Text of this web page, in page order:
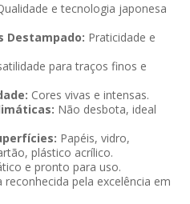
e tecnologia japonesa
Destampado: Praticidade e
para traços finos e
Cores vivas e intensas.
Não desbota, ideal
Papéis, vidro,
plástico acrílico.
e pronto para uso.
reconhecida pela excelência em